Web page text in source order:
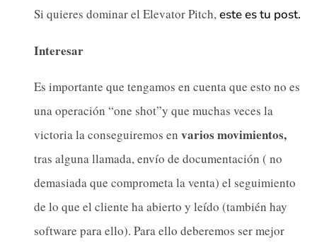
Si quieres dominar el Elevator Pitch,este es tu post.
Interesar
Es importante que tengamos en cuenta que esto no es
una operación “one shot”y que muchas veces la
victoria la conseguiremos en varios movimientos,
tras alguna llamada, envío de documentación ( no
demasiada que comprometa la venta) el seguimiento
de lo que el cliente ha abierto y leído (también hay
software para ello). Para ello deberemos ser mejor